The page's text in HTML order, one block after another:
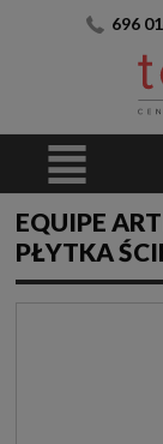
696
EQUIPE
PŁYTKA